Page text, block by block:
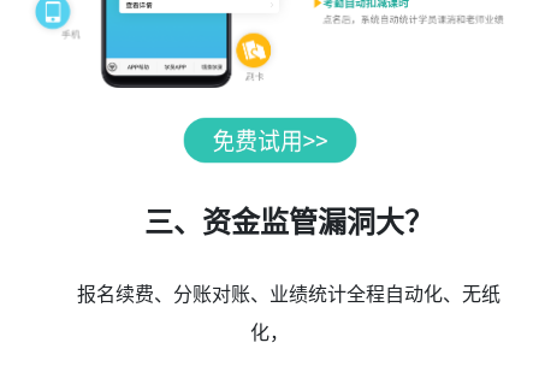
三、资金监管漏洞大？
报名续费、分账对账、业绩统计全程自动化、无纸
化，